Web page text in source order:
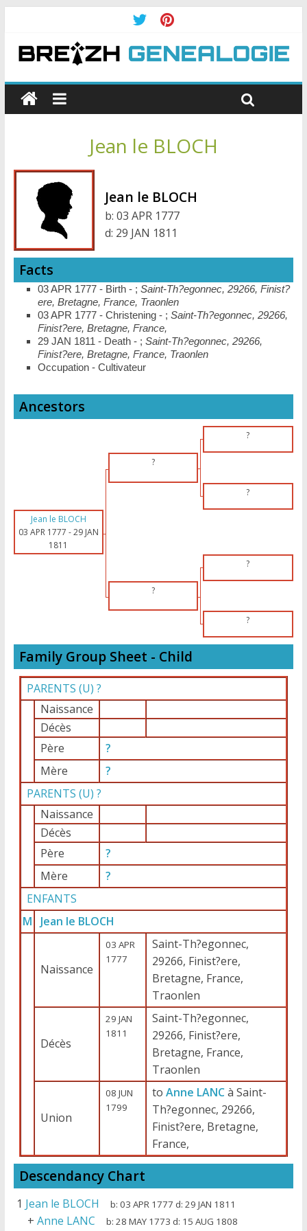
Jean le BLOCH
Jean le BLOCH
b: 03 APR 1777
d: 29 JAN 1811
Facts
03 APR 1777 - Birth - ; Saint-Th?egonnec, 29266, Finist?
ere, Bretagne, France, Traonlen
03 APR 1777 - Christening - ; Saint-Th?egonnec, 29266,
Finist?ere, Bretagne, France,
29 JAN 1811 - Death - ; Saint-Th?egonnec, 29266,
Finist?ere, Bretagne, France, Traonlen
Occupation - Cultivateur
Ancestors
?
?
?
Jean le BLOCH
03 APR 1777 -29 JAN
1811
?
?
?
Family Group Sheet - Child
PARENTS (U) ?
Naissance
Décès
Père
?
Mère
?
PARENTS (U) ?
Naissance
Décès
Père
?
Mère
?
ENFANTS
M
Jean le BLOCH
Naissance
03 APR
1777
Saint-Th?egonnec,
29266, Finist?ere,
Bretagne, France,
Traonlen
Décès
29 JAN
1811
Saint-Th?egonnec,
29266, Finist?ere,
Bretagne, France,
Traonlen
Union
08 JUN
1799
to Anne LANCà Saint-
Th?egonnec, 29266,
Finist?ere, Bretagne,
France,
Descendancy Chart
1 Jean le BLOCH b:03 APR 1777 d:29 JAN 1811
+ Anne LANC b:28 MAY 1773 d: 15 AUG 1808